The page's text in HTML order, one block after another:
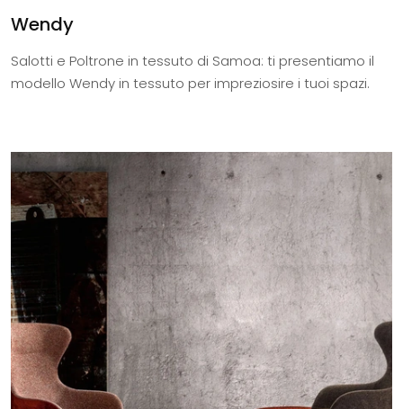
Wendy
Salotti e Poltrone in tessuto di Samoa: ti presentiamo il
modello Wendy in tessuto per impreziosire i tuoi spazi.